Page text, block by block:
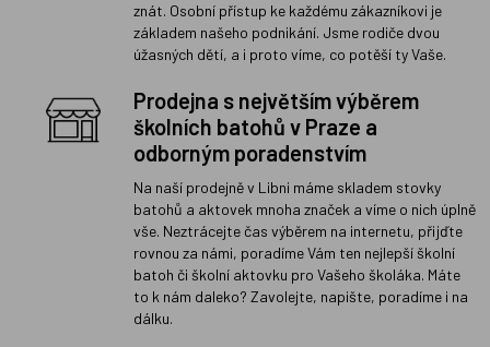
znát. Osobní přístup ke každému zákazníkovi je
základem našeho podnikání. Jsme rodiče dvou
úžasných dětí, a i proto víme, co potěší ty Vaše.
Prodejna s největším výběrem
školních batohů v Praze a
odborným poradenstvím
Na naší prodejně v Libni máme skladem stovky
batohů a aktovek mnoha značek a víme o nich úplně
vše. Neztrácejte čas výběrem na internetu, přijďte
rovnou za námi, poradíme Vám ten nejlepší školní
batoh či školní aktovku pro Vašeho školáka. Máte
to k nám daleko? Zavolejte, napište, poradíme i na
dálku.